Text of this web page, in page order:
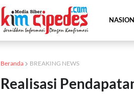
Beranda BREAKING NEWS
Realisasi